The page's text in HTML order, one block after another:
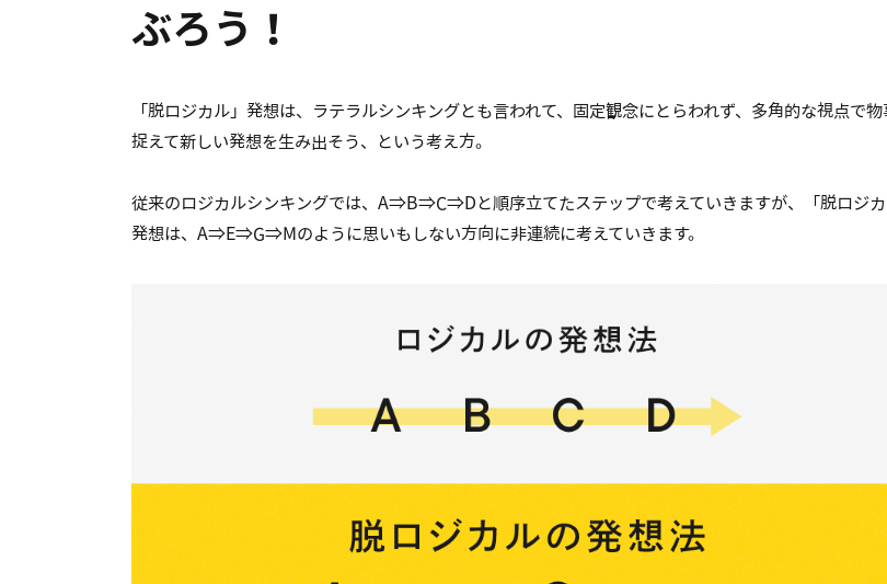
ぶろう！
「脱ロジカル」発想は、ラテラルシンキングとも言われて、固定観念にとらわれず、多角的な視点で物
捉えて新しい発想を生み出そう、という考え方。
従来のロジカルシンキングでは、A⇒B⇒C⇒Dと順序立てたステップで考えていきますが、「脱ロジカ
発想は、A⇒E⇒G⇒Mのように思いもしない方向に非連続に考えていきます。